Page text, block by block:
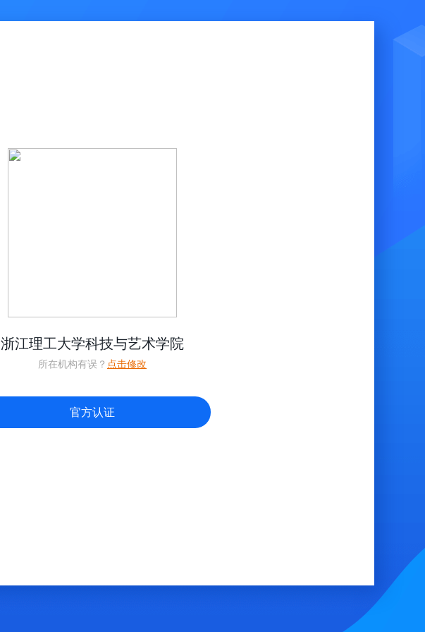
浙江理工大学科技与艺术学院
所在机构有误？ 点击修改
官方认证